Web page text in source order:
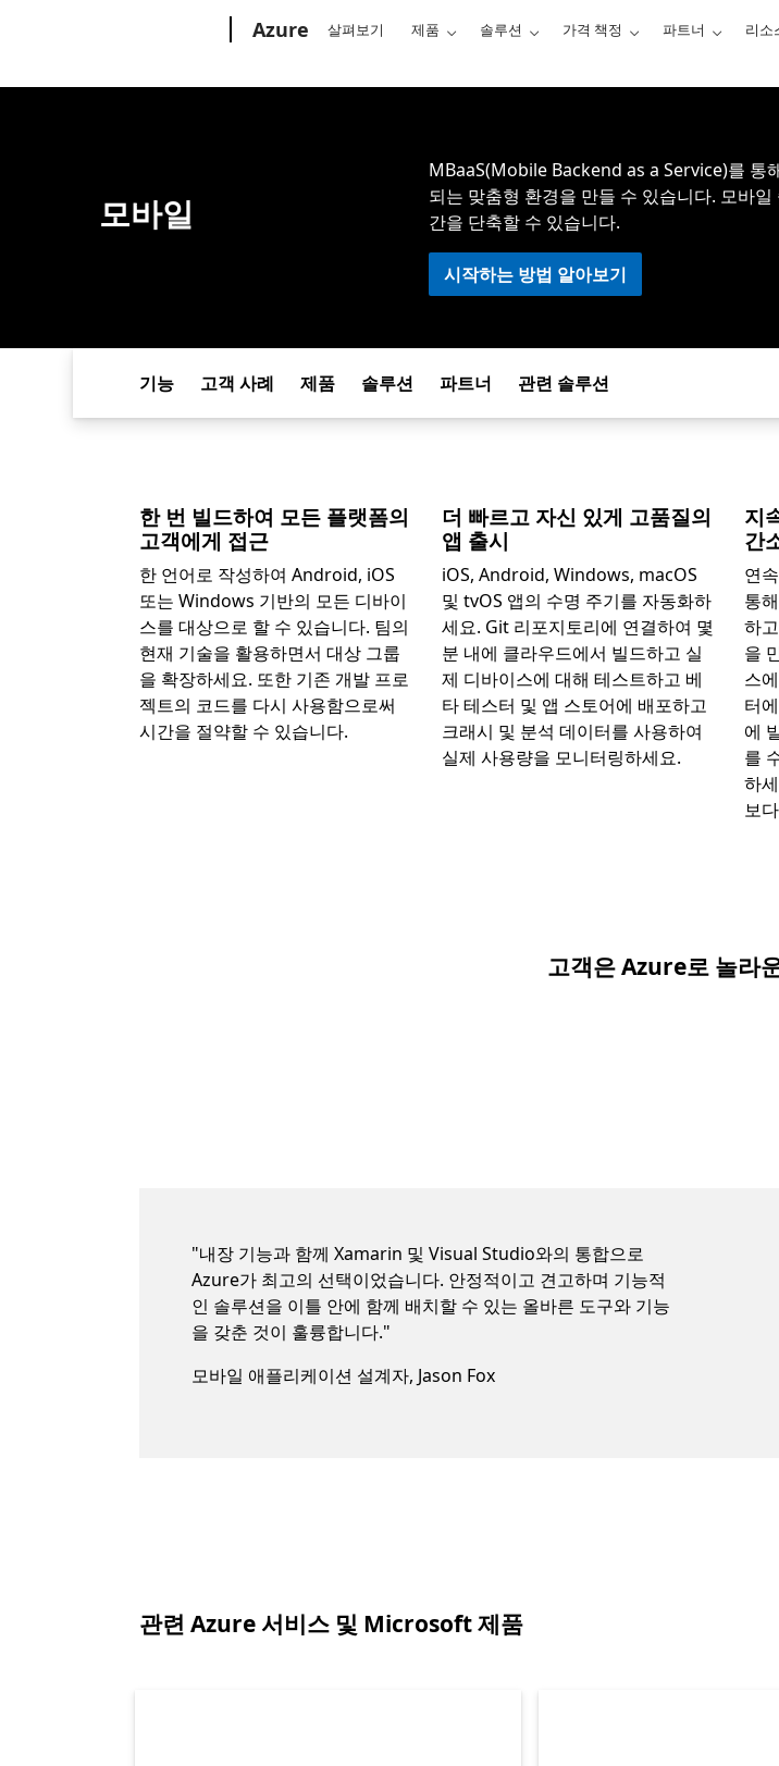
Azure 살펴보기 제품 솔루션 가격 책정 파트너 리소
모바일
MBaaS(Mobile Backend as a Service)를 통
되는 맞춤형 환경을 만들 수 있습니다. 모바
간을 단축할 수 있습니다.
시작하는 방법 알아보기
기능 고객 사례 제품 솔루션 파트너 관련 솔루션
한 번 빌드하여 모든 플랫폼의
고객에게 접근
한 언어로 작성하여 Android, iOS
또는 Windows 기반의 모든 디바이
스를 대상으로 할 수 있습니다. 팀의
현재 기술을 활용하면서 대상 그룹
을 확장하세요. 또한 기존 개발 프로
젝트의 코드를 다시 사용함으로써
시간을 절약할 수 있습니다.
더 빠르고 자신 있게 고품질의
앱 출시
iOS, Android, Windows, macOS
및 tvOS 앱의 수명 주기를 자동화하
세요. Git 리포지토리에 연결하여 몇
분 내에 클라우드에서 빌드하고 실
제 디바이스에 대해 테스트하고 베
타 테스터 및 앱 스토어에 배포하고
크래시 및 분석 데이터를 사용하여
실제 사용량을 모니터링하세요.
지
간
연
통
하
을
스
터
에
를
하
보
고객은 Azure로 놀라
i
"내장 기능과 함께 Xamarin 및 Visual Studio와의 통합으로
Azure가 최고의 선택이었습니다. 안정적이고 견고하며 기능적
인 솔루션을 이틀 안에 함께 배치할 수 있는 올바른 도구와 기능
을 갖춘 것이 훌륭합니다."
모바일 애플리케이션 설계자, Jason Fox
관련 Azure 서비스 및 Microsoft 제품